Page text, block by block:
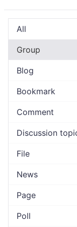
All
Group
Blog
Bookmark
Comment
Discussion
File
News
Page
Poll